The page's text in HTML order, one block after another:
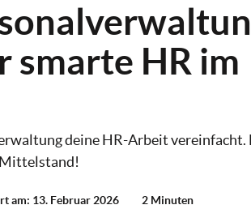
smarte HR im
deine HR-Arbeit
am: 13. Februar 2026 2 Minuten